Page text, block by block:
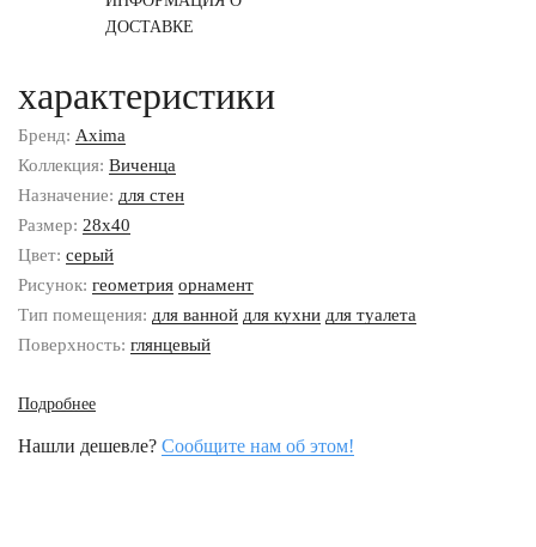
ДОСТАВКЕ
характеристики
Бренд: Axima
Коллекция: Виченца
Назначение: для стен
Размер: 28x40
Цвет: серый
Рисунок: геометрия орнамент
Тип помещения: для ванной для кухни для туалета
Поверхность: глянцевый
Подробнее
Нашли дешевле? Сообщите нам об этом!